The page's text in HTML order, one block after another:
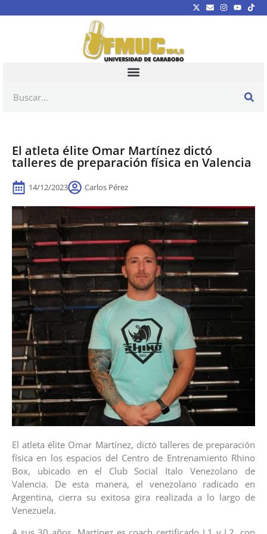
El atleta élite Omar Martínez dictó
talleres de preparación física en Valencia
14/12/2023 Carlos Pérez
El atleta élite Omar Martínez, dictó talleres de preparación
física en los espacios del Centro de Entrenamiento Rhino
Box, ubicado en el Club Social Italo Venezolano de
Valencia. De esta manera, el venezolano radicado en
Argentina, cierra su exitosa gira realizada a lo largo de
Venezuela.